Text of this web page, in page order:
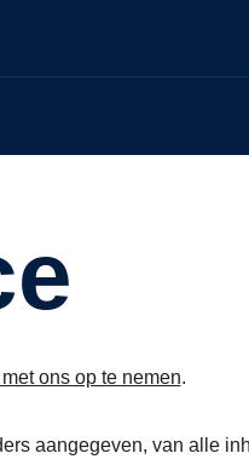
ons op te nemen.
aangegeven, van alle